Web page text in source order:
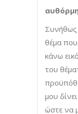
θέμα
κάνω
του
μου
ώστε να